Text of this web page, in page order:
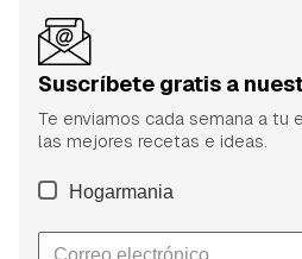
Suscríbete gratis a
Te enviamos cada semana a tu
las mejores recetas e ideas.
Hogarmania